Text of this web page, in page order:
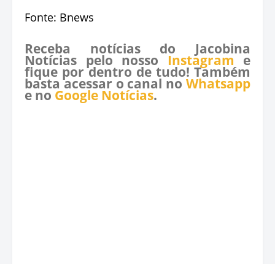
Fonte: Bnews
Receba notícias do Jacobina
Notícias pelo nosso Instagram e
fique por dentro de tudo! Também
basta acessar o canal no Whatsapp
e no Google Notícias.